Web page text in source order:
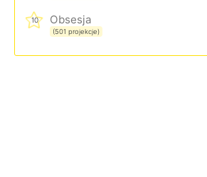
10 Obsesja
(501 projekcje)